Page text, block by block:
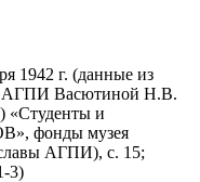
1942 г. (данные из
АГПИ Васютиной Н.В.
«Студенты и
фонды музея
АГПИ), с. 15;
3)